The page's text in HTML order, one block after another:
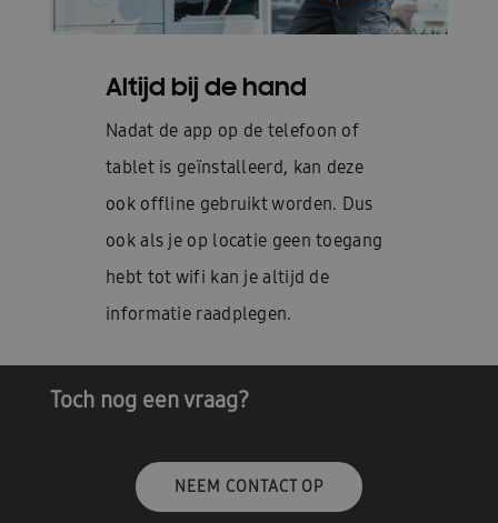
Altijd bij de hand
Nadat de app op de telefoon of
tablet is geïnstalleerd, kan deze
ook offline gebruikt worden. Dus
ook als je op locatie geen toegang
hebt tot wifi kan je altijd de
informatie raadplegen.
Toch nog een vraag?
NEEM CONTACT OP